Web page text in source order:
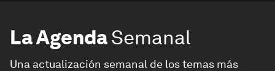
La AgendaSemanal
Una actualización semanal de los temas más